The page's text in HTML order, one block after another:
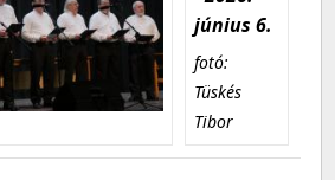
június 6.
fotó:
Tüskés
Tibor